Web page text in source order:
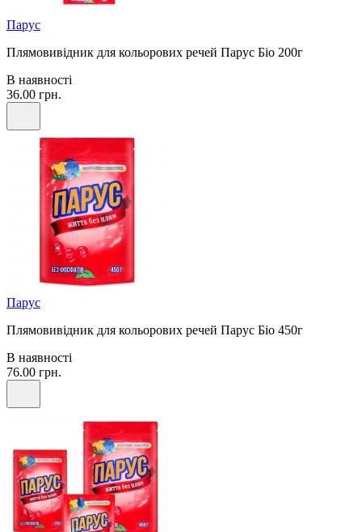
Парус
Плямовивідник для кольорових речей Парус Біо 200г
В наявності
36.00 грн.
Парус
Плямовивідник для кольорових речей Парус Біо 450г
В наявності
76.00 грн.